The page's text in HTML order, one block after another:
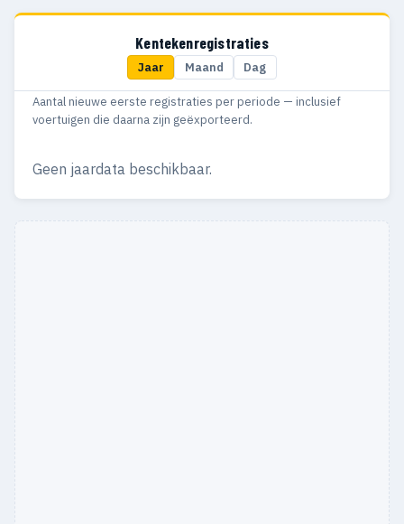
9
2005 10
2001 1 1
Kentekenregistraties
Jaar Maand Dag
Aantal nieuwe eerste registraties per periode — inclusief
voertuigen die daarna zijn geëxporteerd.
Geen jaardata beschikbaar.